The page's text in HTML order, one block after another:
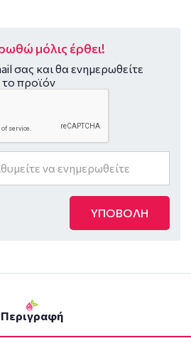
μόλις έρθει!
σας και θα ενημερωθείτε
προϊόν
ΥΠΟΒΟΛΗ
Περιγραφή